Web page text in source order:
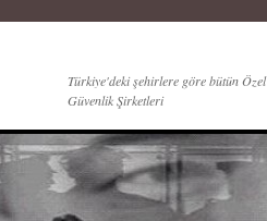
Türkiye'deki şehirlere göre bütün Özel
Güvenlik Şirketleri